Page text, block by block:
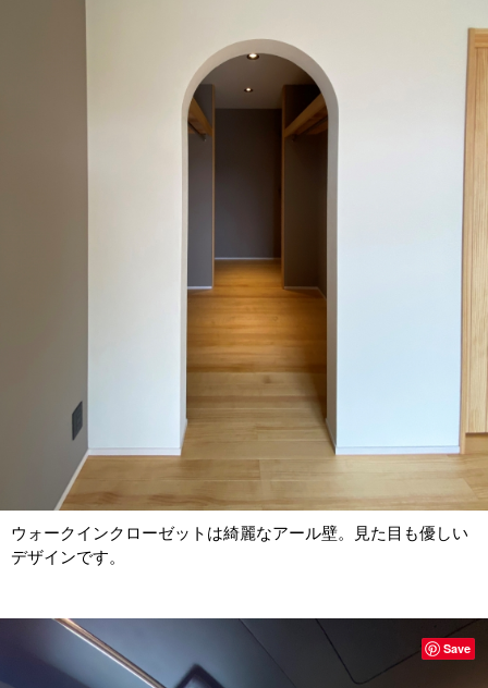
ウォークインクローゼットは綺麗なアール壁。見た目も優しい
デザインです。
Save